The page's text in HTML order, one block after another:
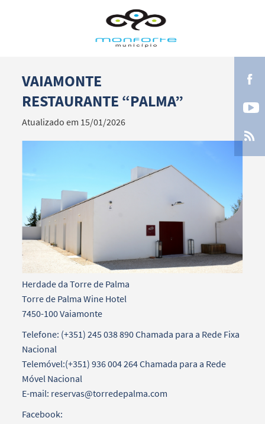
Termo de Pesquisa
Filtros
VAIAMONTE
RESTAURANTE “PALMA”
Atualizado em 15/01/2026
Herdade da Torre de Palma
Torre de Palma Wine Hotel
7450-100 Vaiamonte
Telefone: (+351) 245 038 890 Chamada para a Rede Fixa
Nacional
Telemóvel:(+351) 936 004 264 Chamada para a Rede
Móvel Nacional
E-mail: reservas@torredepalma.com
Facebook: